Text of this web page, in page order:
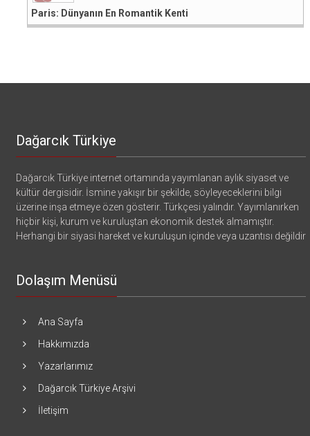
Paris: Dünyanın En Romantik Kenti
Dağarcık Türkiye
Dağarcık Türkiye internet ortamında yayımlanan aylık siyaset ve
kültür dergisidir. İsmine yakışır bir şekilde, söyleyeceklerini bilgi
üzerine inşa etmeye özen gösterir. Türkçesi yalındır. Yayımlanırken
hiçbir kişi, kurum ve kuruluştan ekonomik destek almamıştır.
Herhangi bir siyasi hareket ve kuruluşun içinde veya uzantısı değildir
Dolaşım Menüsü
Ana Sayfa
Hakkımızda
Yazarlarımız
Dağarcık Türkiye Arşivi
İletişim